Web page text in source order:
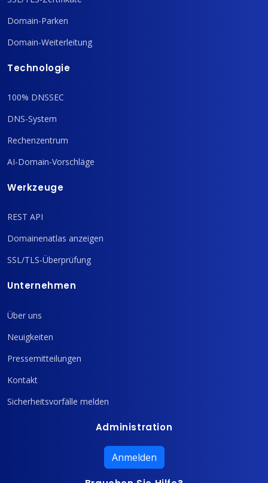
Domain-Parken
Domain-Weiterleitung
Technologie
100% DNSSEC
DNS-System
Rechenzentrum
AI-Domain-Vorschläge
Werkzeuge
REST API
Domainenatlas anzeigen
SSL/TLS-Überprüfung
Unternehmen
Über uns
Neuigkeiten
Pressemitteilungen
Kontakt
Sicherheitsvorfälle melden
Administration
Anmelden